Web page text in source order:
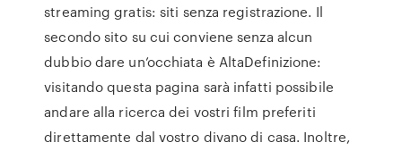
streaming gratis: siti senza registrazione. Il
secondo sito su cui conviene senza alcun
dubbio dare un’occhiata è AltaDefinizione:
visitando questa pagina sarà infatti possibile
andare alla ricerca dei vostri film preferiti
direttamente dal vostro divano di casa. Inoltre,